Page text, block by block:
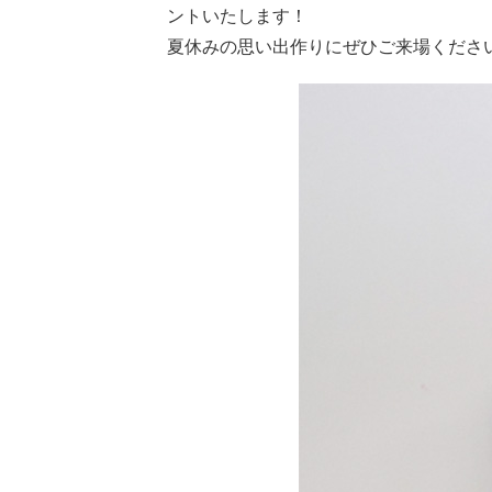
ントいたします！
夏休みの思い出作りにぜひご来場くださ